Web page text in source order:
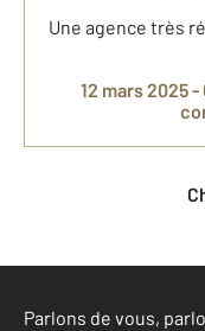
Une agence très
12 mars 2025 -
Parlons de vous,